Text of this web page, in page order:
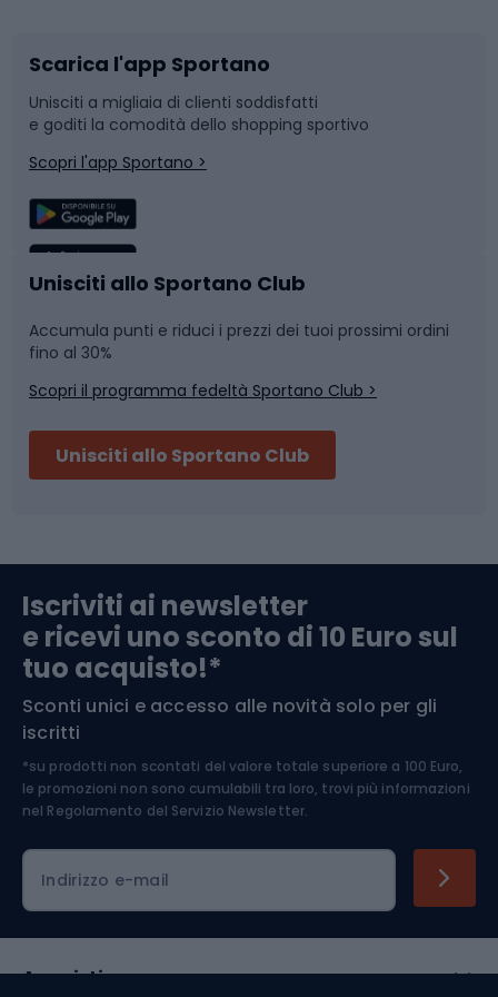
Bushcraft
Corsa
Sport di squadra
Caschi da ciclismo
Skitouring
Abbigliamento da escursionismo
Slitte e slittini
Snowboard
Camminata nordica
Nuoto
Pattinaggio
Componenti per biciclette
Arrampicata
Medicina dello sport
Abbigliamento ciclistico
Scarica l'app Sportano
Unisciti a migliaia di clienti soddisfatti
e goditi la comodità dello shopping sportivo
Scopri l'app Sportano >
Unisciti allo Sportano Club
Accumula punti e riduci i prezzi dei tuoi prossimi ordini
fino al 30%
Scopri il programma fedeltà Sportano Club >
Unisciti allo Sportano Club
Iscriviti ai newsletter
e ricevi uno sconto di 10 Euro sul
tuo acquisto!*
Sconti unici e accesso alle novità solo per gli
iscritti
*su prodotti non scontati del valore totale superiore a 100 Euro,
le promozioni non sono cumulabili tra loro, trovi più informazioni
nel Regolamento del Servizio Newsletter.
Indirizzo e-mail
Acquisti